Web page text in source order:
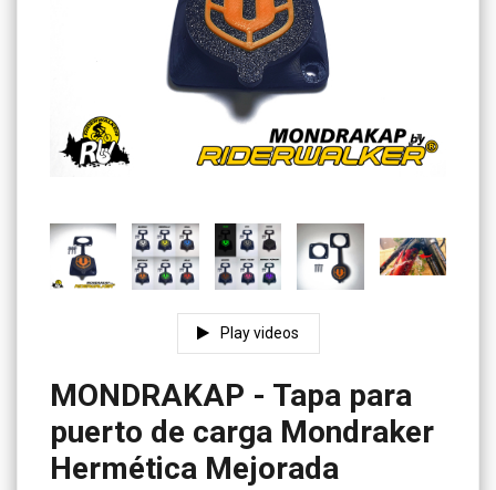
Play videos
MONDRAKAP - Tapa para
puerto de carga Mondraker
Hermética Mejorada